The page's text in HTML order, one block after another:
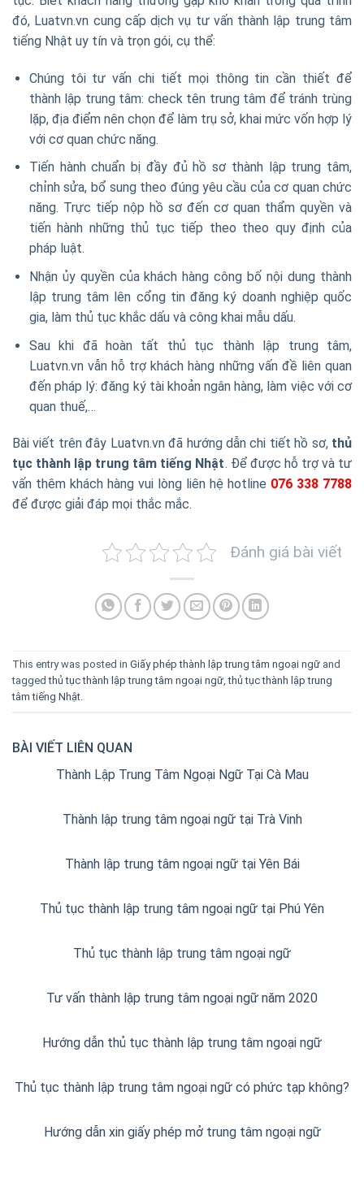
đó, Luatvn.vn cung cấp dịch vụ tư vấn thành lập trung tâm
tiếng Nhật uy tín và trọn gói, cụ thể:
Chúng tôi tư vấn chi tiết mọi thông tin cần thiết để
thành lập trung tâm: check tên trung tâm để tránh trùng
lặp, địa điểm nên chọn để làm trụ sở, khai mức vốn hợp lý
với cơ quan chức năng.
Tiến hành chuẩn bị đầy đủ hồ sơ thành lập trung tâm,
chỉnh sửa, bổ sung theo đúng yêu cầu của cơ quan chức
năng. Trực tiếp nộp hồ sơ đến cơ quan thẩm quyền và
tiến hành những thủ tục tiếp theo theo quy định của
pháp luật.
Nhận ủy quyền của khách hàng công bố nội dung thành
lập trung tâm lên cổng tin đăng ký doanh nghiệp quốc
gia, làm thủ tục khắc dấu và công khai mẫu dấu.
Sau khi đã hoàn tất thủ tục thành lập trung tâm,
Luatvn.vn vẫn hỗ trợ khách hàng những vấn đề liên quan
đến pháp lý: đăng ký tài khoản ngân hàng, làm việc với cơ
quan thuế,…
Bài viết trên đây Luatvn.vn đã hướng dẫn chi tiết hồ sơ, thủ
tục thành lập trung tâm tiếng Nhật. Để được hỗ trợ và tư
vấn thêm khách hàng vui lòng liên hệ hotline 076 338 7788
để được giải đáp mọi thắc mắc.
Đánh giá bài viết
This entry was posted in Giấy phép thành lập trung tâm ngoại ngữ and
taggedthủ tục thành lập trung tâm ngoại ngữ ,thủ tục thành lập trung
tâm tiếng Nhật
BÀI VIẾT LIÊN QUAN
Thành Lập Trung Tâm Ngoại Ngữ Tại Cà Mau
Thành lập trung tâm ngoại ngữ tại Trà Vinh
Thành lập trung tâm ngoại ngữ tại Yên Bái
Thủ tục thành lập trung tâm ngoại ngữ tại Phú Yên
Thủ tục thành lập trung tâm ngoại ngữ
Tư vấn thành lập trung tâm ngoại ngữ năm 2020
Hướng dẫn thủ tục thành lập trung tâm ngoại ngữ
Thủ tục thành lập trung tâm ngoại ngữ có phức tạp không?
Hướng dẫn xin giấy phép mở trung tâm ngoại ngữ